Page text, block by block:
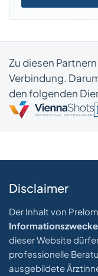
Zu diesen
Verbindung.
den folgenden
Disclaimer
Der Inhalt von
dieser Website
professionelle
ausgebildete